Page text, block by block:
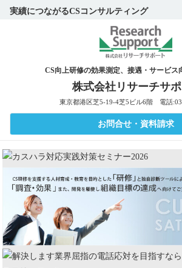
実績につながるCSコンサルティング
CS向上研修の効果測定、接遇・サービス
株式会社リサーチサ
東京都港区芝5-19-4芝5ビル6階 電話
お問合せ・資料請求